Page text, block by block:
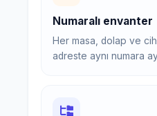
Numaralı envanter
Her masa, dolap ve
adreste aynı numara